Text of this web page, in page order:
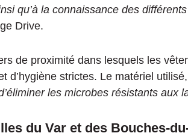
qu’à la connaissance des
Drive.
de proximité dans lesquels les
d’hygiène strictes. Le matériel
les microbes résistants aux
du Var et des Bouches-